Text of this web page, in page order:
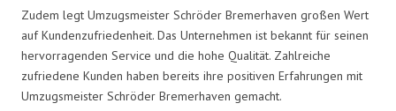
Zudem legt Umzugsmeister Schröder Bremerhaven großen Wert
auf Kundenzufriedenheit. Das Unternehmen ist bekannt für seinen
hervorragenden Service und die hohe Qualität. Zahlreiche
zufriedene Kunden haben bereits ihre positiven Erfahrungen mit
Umzugsmeister Schröder Bremerhaven gemacht.